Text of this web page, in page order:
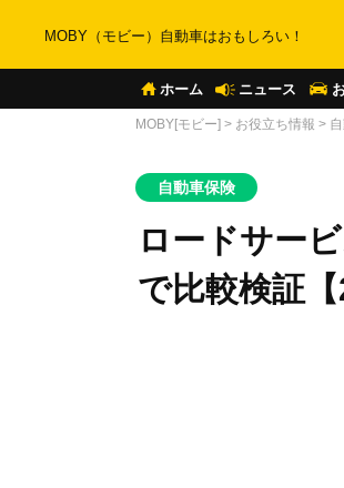
MOBY（モビー）自動車はおもしろい！
ホーム ニュース
MOBY[モビー] > お役立ち情報 >
自動車保険
ロードサー
で比較検証【